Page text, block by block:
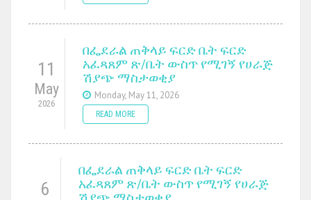
11
May
2026
በፌደራል ጠቅላይ ፍርድ ቤት ፍርድ
አፈጻጸም ጽ/ቤት ውስጥ የሚገኝ የሀራጅ
ሽያጭ ማስታወቂያ
Monday, May 11, 2026
READ MORE
6
በፌደራል ጠቅላይ ፍርድ ቤት ፍርድ
አፈጻጸም ጽ/ቤት ውስጥ የሚገኝ የሀራጅ